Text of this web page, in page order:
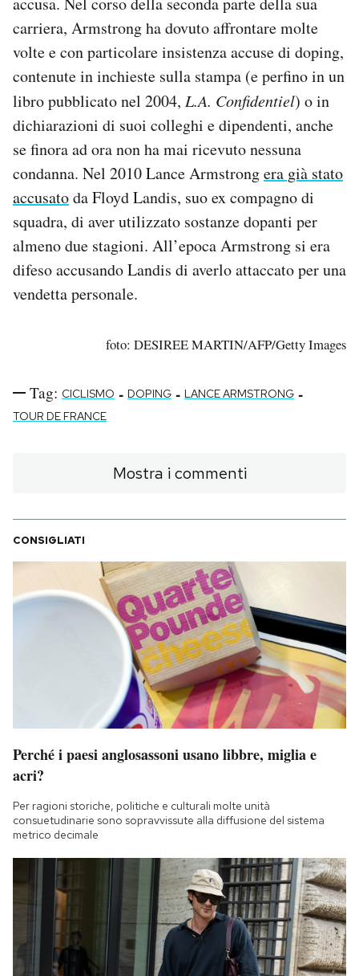
carriera, Armstrong ha dovuto affrontare molte
volte e con particolare insistenza accuse di doping,
contenute in inchieste sulla stampa (e perfino in un
libro pubblicato nel 2004, L.A. Confidentiel) o in
dichiarazioni di suoi colleghi e dipendenti, anche
se finora ad ora non ha mai ricevuto nessuna
condanna. Nel 2010 Lance Armstrongera già stato
accusatoda Floyd Landis, suo ex compagno di
squadra, di aver utilizzato sostanze dopanti per
almeno due stagioni. All’epoca Armstrong si era
difeso accusando Landis di averlo attaccato per una
vendetta personale.
foto: DESIREE MARTIN/AFP/Getty Images
Tag: CICLISMO - DOPING - LANCE ARMSTRONG -
TOUR DE FRANCE
Mostra i commenti
CONSIGLIATI
Perché i paesi anglosassoni usano libbre, miglia e
acri?
Per ragioni storiche, politiche e culturali molte unità
consuetudinarie sono sopravvissute alla diffusione del sistema
metrico decimale